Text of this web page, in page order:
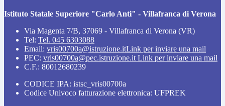
Istituto Statale Superiore "Carlo Anti" - Villafranca di Verona
Via Magenta 7/B, 37069 - Villafranca di Verona (VR)
Tel: Tel. 045 6303088
Email: vris00700a@istruzione.itLink per inviare una mail
PEC: vris00700a@pec.istruzione.it Link per inviare una mail
C.F.: 80012680239
CODICE IPA: istsc_vris00700a
Codice Univoco fatturazione elettronica: UFPREK